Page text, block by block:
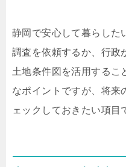
静岡で安心して暮らした
調査を依頼するか、行政
土地条件図を活用するこ
なポイントですが、将来
ェックしておきたい項目